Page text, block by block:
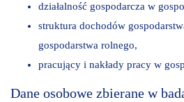
działalność gospodarcza w
struktura dochodów
gospodarstwa rolnego,
pracujący i nakłady pracy w
Dane osobowe zbierane w